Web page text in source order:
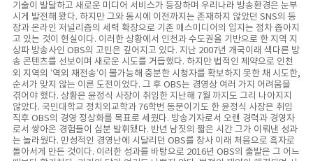
기술이 발달하고 새로운 미디어 서비스가 등장하며 우리나라 방송환경은 눈부
시게 발전해 왔다. 하지만 그와 동시에 이전까지는 존재하지 않았던 SNS의 등
장과 온라인 저널리즘의 세력 확장으로 기존 매스미디어의 입지는 점차 좁아지
고 있는 것이 현실이다. 이러한 상황에서 인천과 수도권을 기반으로 한 지역 지
상파 방송사인 OBS의 고민은 깊어지고 있다. 지난 2007년 개국이래 색다른 방
송 콘텐츠를 선보이며 새로운 시도를 거듭했다. 하지만 법적인 제약으로 인천
외 지역의 ‘역외 재전송’이 불가능해 충분한 시청자를 확보하지 못한 채 시도한,
순서가 맞지 않는 이른 도전이었다. 그 후 OBS는 경영상 여러 가지 어려움을
겪어야 했다. 상황은 윤정식 사장이 취임한 지난해 7월 까지도 그리 나아지지
않았다. 국민대학교 정치외교학과 76학번 동문이기도 한 윤정식 사장은 취임
직후 OBS의 경영 정상화를 목표로 세웠다. 방송기자로서 오랜 경력과 경영자
로서 쌓아온 경험들이 십분 발휘됐다. 반년 남짓의 짧은 시간 그가 이뤄낸 성과
는 놀라웠다. 만성적인 경영난에 시달리던 OBS를 창사 이래 처음으로 흑자로
돌아서게 만든 것이다. 이러한 성과를 바탕으로 2016년 OBS의 출발은 그 어느